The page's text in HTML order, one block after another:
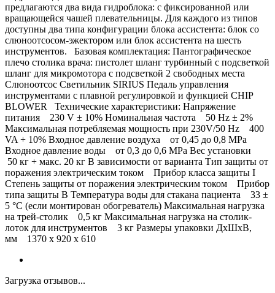
предлагаются два вида гидроблока: с фиксированной или
вращающейся чашей плевательницы. Для каждого из типов
доступны два типа конфигурации блока ассистента: блок со
слюноотсосом-эжектором или блок ассистента на шесть
инструментов. Базовая комплектация: Пантографическое
плечо столика врача: пистолет шланг турбинный с подсветкой
шланг для микромотора с подсветкой 2 свободных места
Слюноотсос Светильник SIRIUS Педаль управления
инструментами с плавной регулировкой и функцией CHIP
BLOWER Технические характеристики: Напряжение
питания 230 V ± 10% Номинальная частота 50 Hz ± 2%
Maксимальная потребляемая мощность при 230V/50 Hz 400
VA + 10% Входное давление воздуха от 0,45 до 0,8 MPa
Входное давление воды от 0,3 до 0,6 MPa Вес установки
50 кг + макс. 20 кг В зависимости от варианта Тип защиты от
поражения электрическим током Прибор класса защиты I
Степень защиты от поражения электрическим током Прибор
типа защиты В Температура воды для стакана пациента 33 ±
5 °C (если монтирован обогреватель) Maксимальная нагрузка
на трей-столик 0,5 кг Maксимальная нагрузка на столик-
лоток для инструментов 3 кг Размеры упаковки ДхШхВ,
мм 1370 x 920 x 610
Загрузка отзывов...